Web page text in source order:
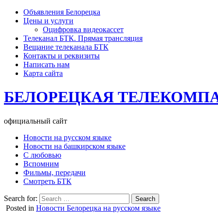
Объявления Белорецка
Цены и услуги
Оцифровка видеокассет
Телеканал БТК. Прямая трансляция
Вещание телеканала БТК
Контакты и реквизиты
Написать нам
Карта сайта
БЕЛОРЕЦКАЯ
официальный сайт
Новости на русском языке
Новости на башкирском языке
С любовью
Вспомним
Фильмы, передачи
Смотреть БТК
Search for:
Posted in Новости Белорецка на русском языке